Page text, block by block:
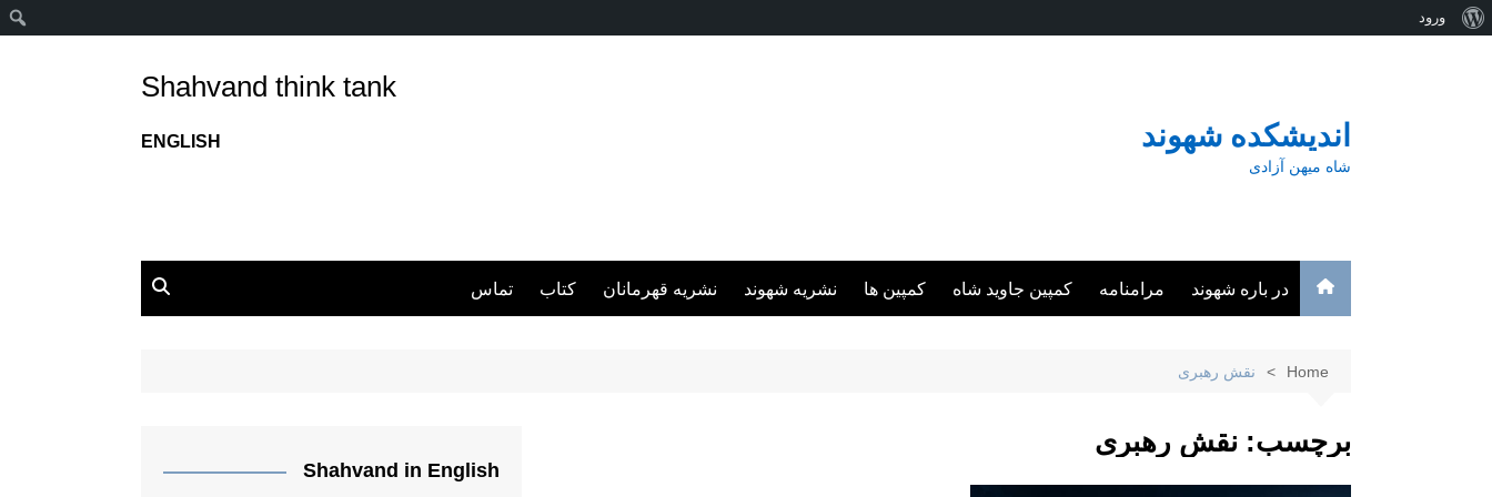
درباره
ورود
اندیشکده شهوند
شاه میهن آزادی
Shahvand think tank
ENGLISH
در باره شهوند مرامنامه کمپین جاوید شاه کمپین ها نشریه شهوند نشریه قهرمانان کتاب تماس
Home نقش رهبری
برچسب: نقش رهبری
Shahvand in English